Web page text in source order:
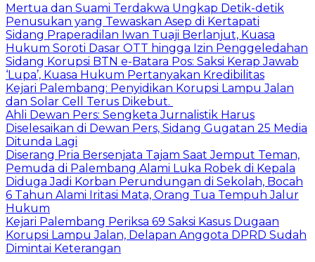
Mertua dan Suami Terdakwa Ungkap Detik-detik
Penusukan yang Tewaskan Asep di Kertapati
Sidang Praperadilan Iwan Tuaji Berlanjut, Kuasa
Hukum Soroti Dasar OTT hingga Izin Penggeledahan
Sidang Korupsi BTN e-Batara Pos: Saksi Kerap Jawab
‘Lupa’, Kuasa Hukum Pertanyakan Kredibilitas
Kejari Palembang: Penyidikan Korupsi Lampu Jalan
dan Solar Cell Terus Dikebut.
Ahli Dewan Pers: Sengketa Jurnalistik Harus
Diselesaikan di Dewan Pers, Sidang Gugatan 25 Media
Ditunda Lagi
Diserang Pria Bersenjata Tajam Saat Jemput Teman,
Pemuda di Palembang Alami Luka Robek di Kepala
Diduga Jadi Korban Perundungan di Sekolah, Bocah
6 Tahun Alami Iritasi Mata, Orang Tua Tempuh Jalur
Hukum
Kejari Palembang Periksa 69 Saksi Kasus Dugaan
Korupsi Lampu Jalan, Delapan Anggota DPRD Sudah
Dimintai Keterangan